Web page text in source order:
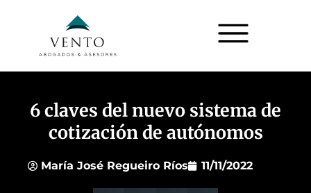
6 claves del nuevo sistema de
cotización de autónomos
María José Regueiro Ríos 11/11/2022